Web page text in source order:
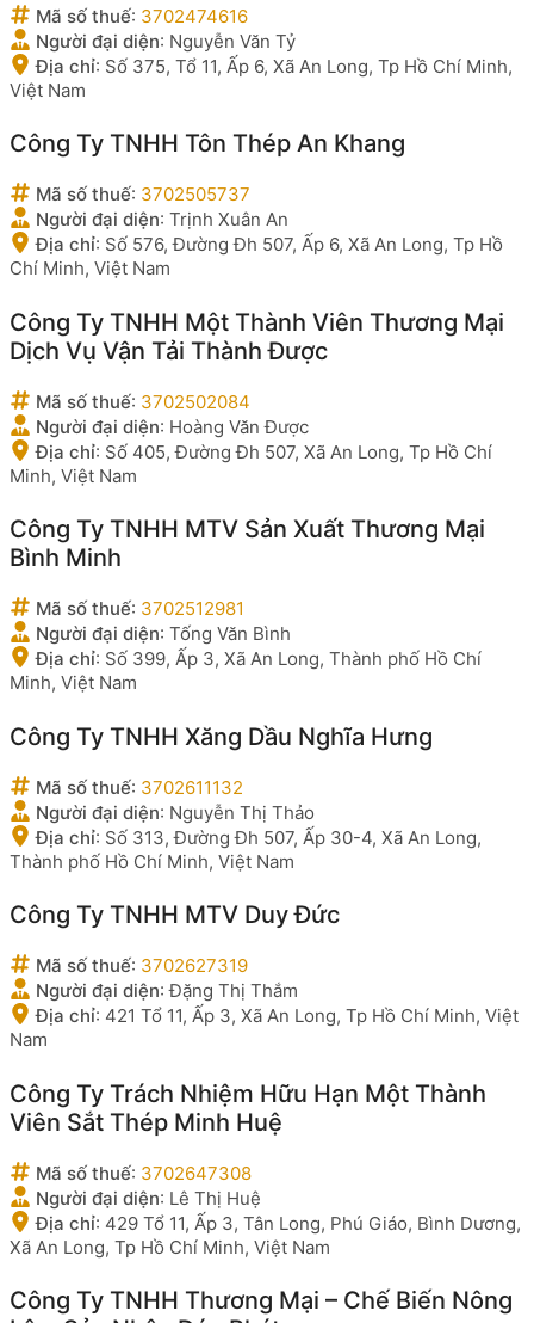
Mã số thuế: 3702474616
Người đại diện: Nguyễn Văn Tỷ
Địa chỉ: Số 375, Tổ 11, Ấp 6, Xã An Long, Tp Hồ Chí Minh,
Việt Nam
Công Ty TNHH Tôn Thép An Khang
Mã số thuế: 3702505737
Người đại diện: Trịnh Xuân An
Địa chỉ: Số 576, Đường Đh 507, Ấp 6, Xã An Long, Tp Hồ
Chí Minh, Việt Nam
Công Ty TNHH Một Thành Viên Thương Mại
Dịch Vụ Vận Tải Thành Được
Mã số thuế: 3702502084
Người đại diện: Hoàng Văn Được
Địa chỉ: Số 405, Đường Đh 507, Xã An Long, Tp Hồ Chí
Minh, Việt Nam
Công Ty TNHH MTV Sản Xuất Thương Mại
Bình Minh
Mã số thuế: 3702512981
Người đại diện: Tống Văn Bình
Địa chỉ: Số 399, Ấp 3, Xã An Long, Thành phố Hồ Chí
Minh, Việt Nam
Công Ty TNHH Xăng Dầu Nghĩa Hưng
Mã số thuế: 3702611132
Người đại diện: Nguyễn Thị Thảo
Địa chỉ: Số 313, Đường Đh 507, Ấp 30-4, Xã An Long,
Thành phố Hồ Chí Minh, Việt Nam
Công Ty TNHH MTV Duy Đức
Mã số thuế: 3702627319
Người đại diện:Đặng Thị Thắm
Địa chỉ: 421 Tổ 11, Ấp 3, Xã An Long, Tp Hồ Chí Minh, Việt
Nam
Công Ty Trách Nhiệm Hữu Hạn Một Thành
Viên Sắt Thép Minh Huệ
Mã số thuế: 3702647308
Người đại diện: Lê Thị Huệ
Địa chỉ: 429 Tổ 11, Ấp 3, Tân Long, Phú Giáo, Bình Dương,
Xã An Long, Tp Hồ Chí Minh, Việt Nam
Công Ty TNHH Thương Mại – Chế Biến Nông